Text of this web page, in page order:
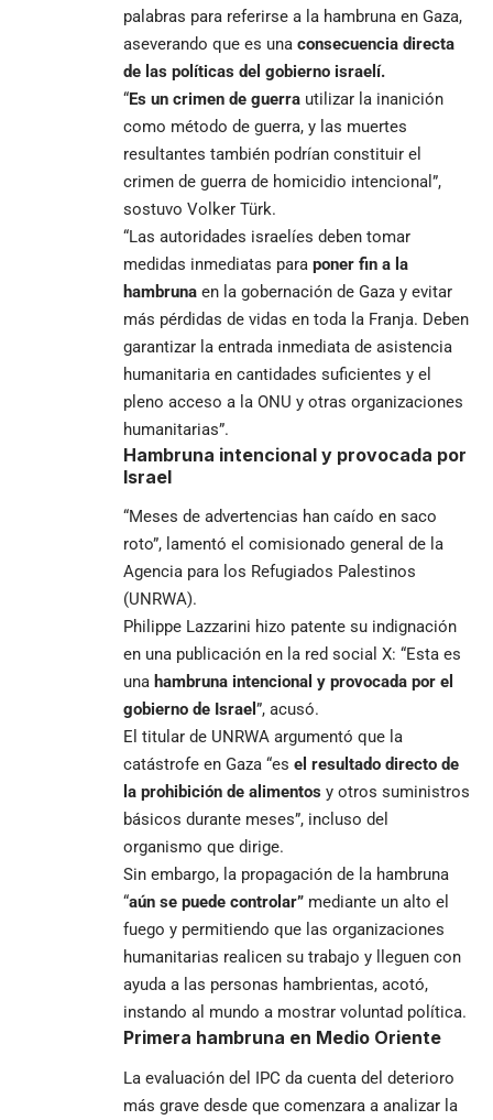
palabras para referirse a la hambruna en Gaza,
aseverando que es una consecuencia directa
de las políticas del gobierno israelí.
“Es un crimen de guerra utilizar la inanición
como método de guerra, y las muertes
resultantes también podrían constituir el
crimen de guerra de homicidio intencional”,
sostuvo Volker Türk.
“Las autoridades israelíes deben tomar
medidas inmediatas para poner fin a la
hambruna en la gobernación de Gaza y evitar
más pérdidas de vidas en toda la Franja. Deben
garantizar la entrada inmediata de asistencia
humanitaria en cantidades suficientes y el
pleno acceso a la ONU y otras organizaciones
humanitarias”.
Hambruna intencional y provocada por
Israel
“Meses de advertencias han caído en saco
roto”, lamentó el comisionado general de la
Agencia para los Refugiados Palestinos
(UNRWA).
Philippe Lazzarini hizo patente su indignación
en una publicación en la red social X: “Esta es
una hambruna intencional y provocada por el
gobierno de Israel ”, acusó.
El titular de UNRWA argumentó que la
catástrofe en Gaza “es el resultado directo de
la prohibición de alimentos y otros suministros
básicos durante meses”, incluso del
organismo que dirige.
Sin embargo, la propagación de la hambruna
“aún se puede controlar” mediante un alto el
fuego y permitiendo que las organizaciones
humanitarias realicen su trabajo y lleguen con
ayuda a las personas hambrientas, acotó,
instando al mundo a mostrar voluntad política.
Primera hambruna en Medio Oriente
La evaluación del IPC da cuenta del deterioro
más grave desde que comenzara a analizar la